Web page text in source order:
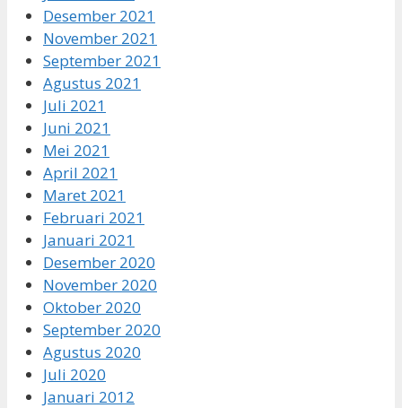
Desember 2021
November 2021
September 2021
Agustus 2021
Juli 2021
Juni 2021
Mei 2021
April 2021
Maret 2021
Februari 2021
Januari 2021
Desember 2020
November 2020
Oktober 2020
September 2020
Agustus 2020
Juli 2020
Januari 2012